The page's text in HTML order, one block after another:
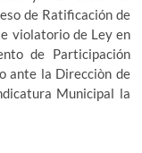
de Ratificación de
violatorio de Ley en
de Participación
ante la Direcciòn de
Municipal la